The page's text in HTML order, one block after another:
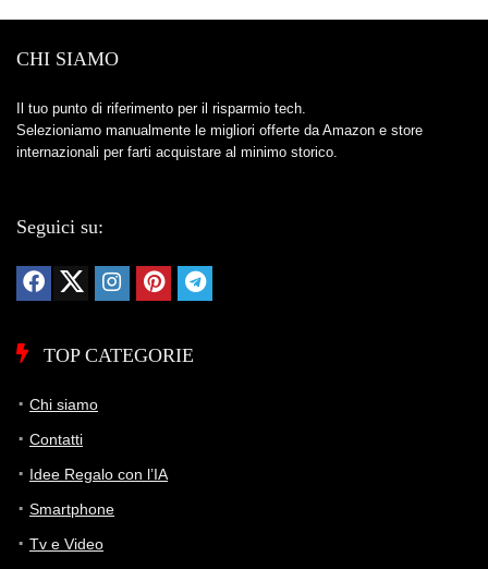
CHI SIAMO
Il tuo punto di riferimento per il risparmio tech.
Selezioniamo manualmente le migliori offerte da Amazon e store
internazionali per farti acquistare al minimo storico.
Seguici su:
TOP CATEGORIE
Chi siamo
Contatti
Idee Regalo con l’IA
Smartphone
Tv e Video